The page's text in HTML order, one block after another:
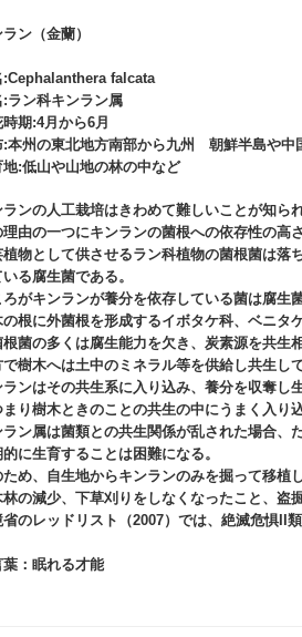
ン（金蘭）
:Cephalanthera falcata
:ラン科キンラン属
時期:4月から6月
:本州の東北地方南部から九州 朝鮮半島や中
地:低山や山地の林の中など
ランの人工栽培はきわめて難しいことが知ら
理由の一つにキンランの菌根への依存性の高
植物として供させるラン科植物の菌根菌は落
いる腐生菌である。
ろがキンランが養分を依存している菌は腐生
根に外菌根を形成するイボタケ科、ベニタ
菌の多くは腐生能力を欠き、炭素源を共生
樹木へは土中のミネラル等を供給し共生して
ランはその共生系に入り込み、養分を収奪し
まり樹木ときのことの共生の中にうまく入り
ラン属は菌類との共生関係が乱された場合、
に生育することは困難になる。
ため、自生地からキンランのみを掘って移植
の減少、下草刈りをしなくなったこと、盗
のレッドリスト（2007）では、絶滅危惧II
葉：眠れる才能